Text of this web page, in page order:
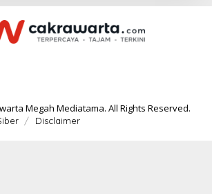
Megah Mediatama. All Rights Reserved.
Disclaimer